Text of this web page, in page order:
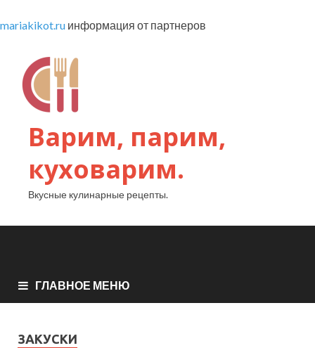
mariakikot.ru информация от партнеров
Варим, парим,
куховарим.
Вкусные кулинарные рецепты.
ГЛАВНОЕ МЕНЮ
ЗАКУСКИ